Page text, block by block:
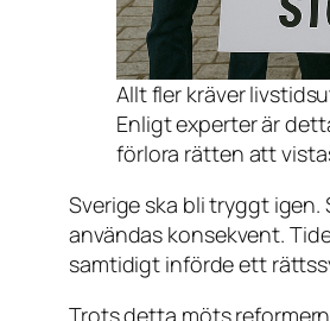
Allt fler kräver
Enligt experter är
förlora rätten att
Sverige ska bli tryggt
användas konsekvent.
samtidigt införde ett
Trots detta möts